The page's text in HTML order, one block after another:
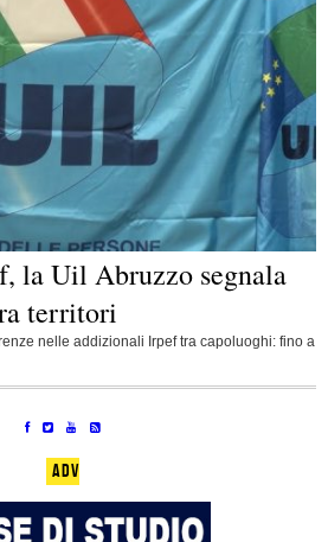
la Uil Abruzzo segnala
territori
nelle addizionali Irpef tra capoluoghi: fino a
ADV